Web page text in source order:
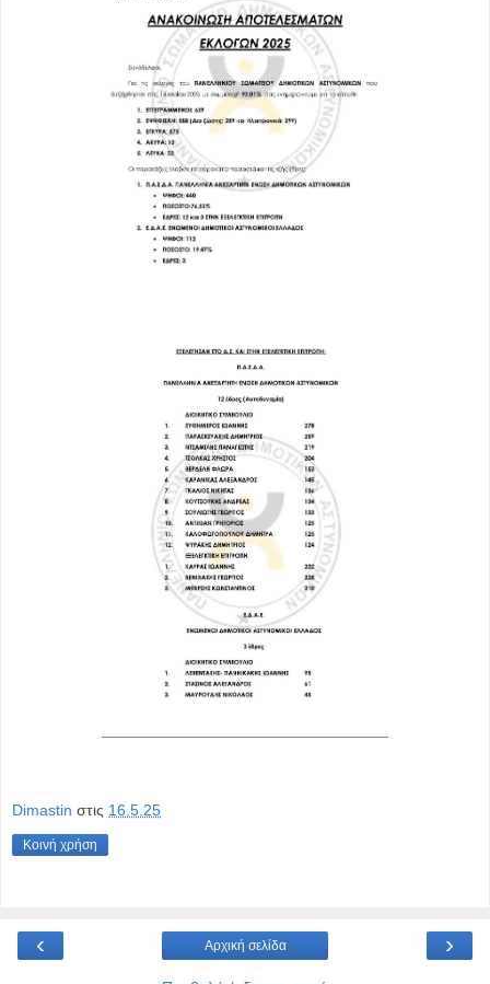
Dimastin στις 16.5.25
Κοινή χρήση
‹ ›
Αρχική σελίδα